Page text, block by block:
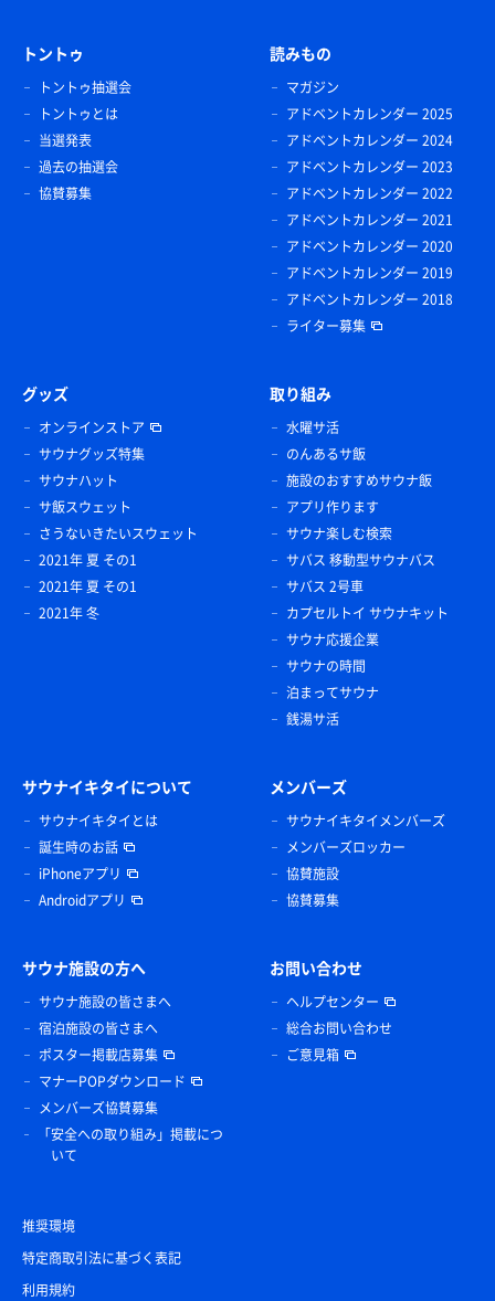
トントゥ
トントゥ抽選会
トントゥとは
当選発表
過去の抽選会
協賛募集
読みもの
マガジン
アドベントカレンダー 2025
アドベントカレンダー 2024
アドベントカレンダー 2023
アドベントカレンダー 2022
アドベントカレンダー 2021
アドベントカレンダー 2020
アドベントカレンダー 2019
アドベントカレンダー 2018
ライター募集
グッズ
オンラインストア
サウナグッズ特集
サウナハット
サ飯スウェット
さうないきたいスウェット
2021年 夏 その1
2021年 夏 その1
2021年 冬
取り組み
水曜サ活
のんあるサ飯
施設のおすすめサウナ飯
アプリ作ります
サウナ楽しむ検索
サバス 移動型サウナバス
サバス 2号車
カプセルトイ サウナキット
サウナ応援企業
サウナの時間
泊まってサウナ
銭湯サ活
サウナイキタイについて
サウナイキタイとは
誕生時のお話
iPhoneアプリ
Androidアプリ
メンバーズ
サウナイキタイメンバーズ
メンバーズロッカー
協賛施設
協賛募集
サウナ施設の方へ
サウナ施設の皆さまへ
宿泊施設の皆さまへ
ポスター掲載店募集
マナーPOPダウンロード
メンバーズ協賛募集
「安全への取り組み」掲載につ
いて
お問い合わせ
ヘルプセンター
総合お問い合わせ
ご意見箱
推奨環境
特定商取引法に基づく表記
利用規約